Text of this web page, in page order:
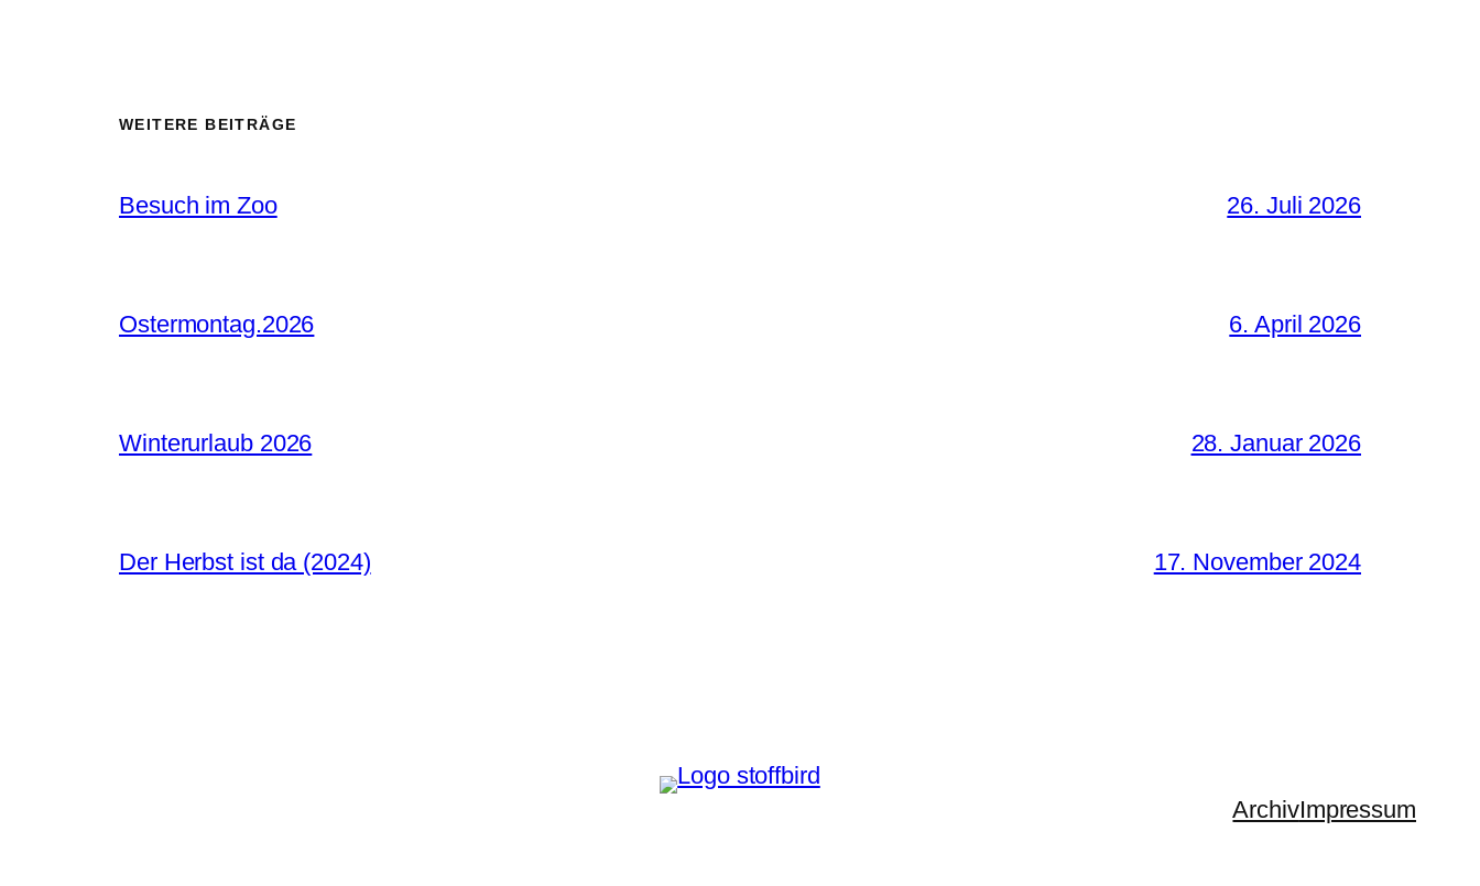
WEITERE BEITRÄGE
Besuch im Zoo 26. Juli 2026
Ostermontag.2026 6. April 2026
Winterurlaub 2026 28. Januar 2026
Der Herbst ist da (2024) 17. November 2024
ArchivImpressum